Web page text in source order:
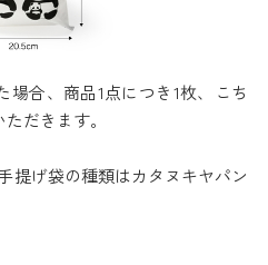
合、商品1点につき1枚、こち
だきます。
提げ袋の種類はカタヌキヤパン